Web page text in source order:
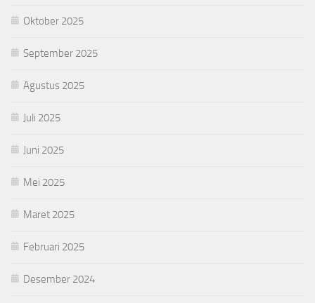
Oktober 2025
September 2025
Agustus 2025
Juli 2025
Juni 2025
Mei 2025
Maret 2025
Februari 2025
Desember 2024